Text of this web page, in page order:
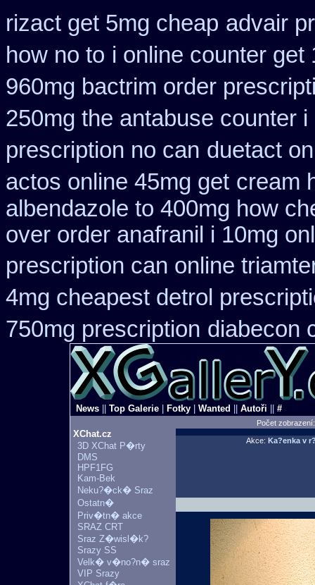
rizact get 5mg cheap advair
how no to i online counter
960mg bactrim order
250mg the antabuse counter i
prescription no can duetact
actos online 45mg get cream
albendazole to 400mg how
over order anafranil i 10mg
prescription can online
4mg cheapest detrol
750mg prescription diabecon
News Top Galerie Fotky Wanted Autoři #
Počet
XChat.cz
3D XChat P�rty
DMS
HPF1FG
Kam-Bek
Neku?�ck� Sraz
Ostatn�
Priv�tn� akce
SRAZ CRT
Sraz Z�wisl�k?
Srazy SS
Velk� v�no?n� sraz
VIP Srazy
Akce: Ka?enka v